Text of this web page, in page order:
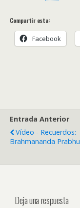
Compartir esta:
Facebook
Entrada Anterior
Vídeo - Recuerdos:
Brahmananda Prabhu
Deja una respuesta